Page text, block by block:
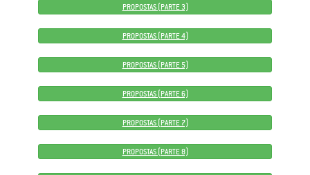
PROPOSTAS (PARTE 3)
PROPOSTAS (PARTE 4)
PROPOSTAS (PARTE 5)
PROPOSTAS (PARTE 6)
PROPOSTAS (PARTE 7)
PROPOSTAS (PARTE 8)